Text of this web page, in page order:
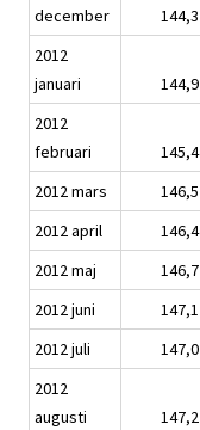
december
144,3
2012
januari
144,9
2012
februari
145,4
2012 mars
146,5
2012 april
146,4
2012 maj
146,7
2012 juni
147,1
2012 juli
147,0
2012
augusti
147,2